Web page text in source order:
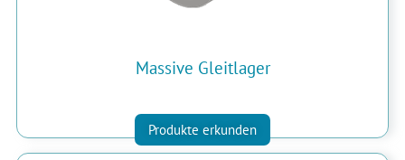
Massive Gleitlager
Produkte erkunden